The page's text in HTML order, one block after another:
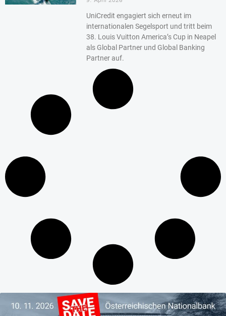
UniCredit engagiert sich erneut im
internationalen Segelsport und tritt beim
38. Louis Vuitton America’s Cup in Neapel
als Global Partner und Global Banking
Partner auf.